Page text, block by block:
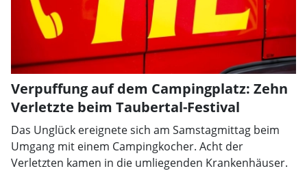
Verpuffung auf dem Campingplatz: Zehn
Verletzte beim Taubertal-Festival
Das Unglück ereignete sich am Samstagmittag beim
Umgang mit einem Campingkocher. Acht der
Verletzten kamen in die umliegenden Krankenhäuser.